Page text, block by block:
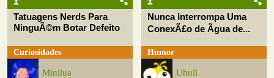
Tatuagens Nerds Para
NinguÃ©m Botar Defeito
Curiosidades
Minilua
Nunca Interrompa Uma
ConexÃ£o de Ãgua de...
Humor
Uhull